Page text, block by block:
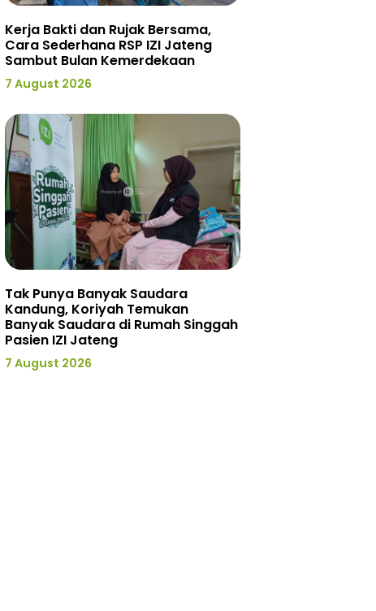
Kerja Bakti dan Rujak Bersama,
Cara Sederhana RSP IZI Jateng
Sambut Bulan Kemerdekaan
7 August 2026
Tak Punya Banyak Saudara
Kandung, Koriyah Temukan
Banyak Saudara di Rumah Singgah
Pasien IZI Jateng
7 August 2026